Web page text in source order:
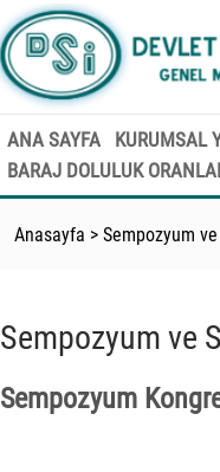
ANA SAYFA KURUMSAL
BARAJ DOLULUK
Anasayfa > Sempozyum
Sempozyum ve
Sempozyum